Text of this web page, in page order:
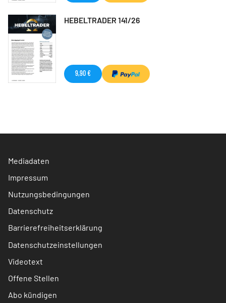
HEBELTRADER 141/26
9,90 €
Mediadaten
Impressum
Nutzungsbedingungen
Datenschutz
Barrierefreiheitserklärung
Datenschutzeinstellungen
Videotext
Offene Stellen
Abo kündigen